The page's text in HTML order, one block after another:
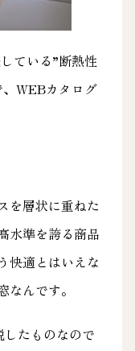
ている”断熱性
WEBカタログ
を層状に重ねた
水準を誇る商品
快適とはいえな
んです。
したものなので